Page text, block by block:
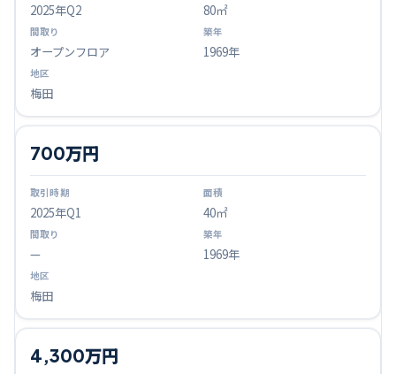
2025年Q2 80㎡
オープンフロア 1969年
梅田
2025年Q1
700万円
40㎡
— 1969年
梅田
4,300万円